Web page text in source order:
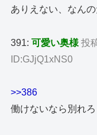
ありえない、なん
391:可愛い奥様 投
ID:GJjQ1xNS0
>>386
働けないなら別れ